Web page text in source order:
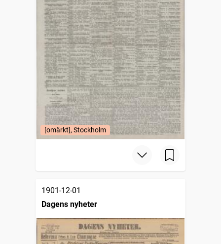
[omärkt], Stockholm
1901-12-01
Dagens nyheter